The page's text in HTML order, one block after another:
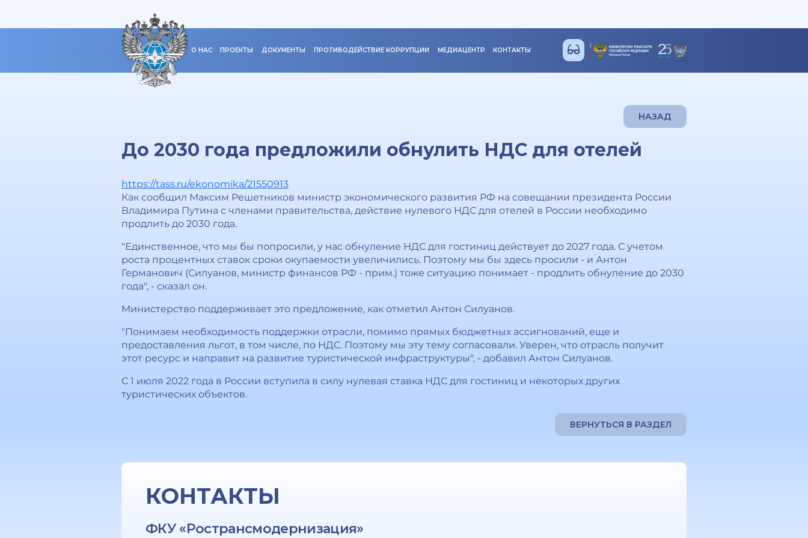
О НАС ПРОЕКТЫ ДОКУМЕНТЫ ПРОТИВОДЕЙСТВИЕ КОРРУПЦИИ МЕДИАЦЕНТР КОНТАКТЫ
НАЗАД
До 2030 года предложили обнулить НДС для отелей
https://tass.ru/ekonomika/21550913
Как сообщил Максим Решетников министр экономического развития РФ на совещании президента России
Владимира Путина с членами правительства, действие нулевого НДС для отелей в России необходимо
продлить до 2030 года.
"Единственное, что мы бы попросили, у нас обнуление НДС для гостиниц действует до 2027 года. С учетом
роста процентных ставок сроки окупаемости увеличились. Поэтому мы бы здесь просили - и Антон
Германович (Силуанов, министр финансов РФ - прим.) тоже ситуацию понимает - продлить обнуление до 2030
года", - сказал он.
Министерство поддерживает это предложение, как отметил Антон Силуанов.
"Понимаем необходимость поддержки отрасли, помимо прямых бюджетных ассигнований, еще и
предоставления льгот, в том числе, по НДС. Поэтому мы эту тему согласовали. Уверен, что отрасль получит
этот ресурс и направит на развитие туристической инфраструктуры", - добавил Антон Силуанов.
С 1 июля 2022 года в России вступила в силу нулевая ставка НДС для гостиниц и некоторых других
туристических объектов.
ВЕРНУТЬСЯ В РАЗДЕЛ
КОНТАКТЫ
ФКУ «Ространсмодернизация»